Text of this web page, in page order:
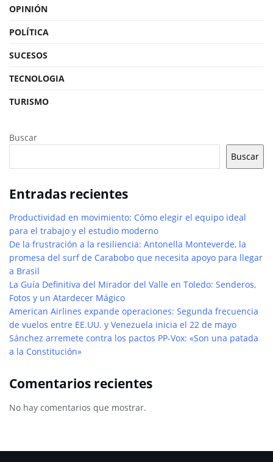
OPINIÓN
POLÍTICA
SUCESOS
TECNOLOGIA
TURISMO
Buscar
Buscar
Entradas recientes
Productividad en movimiento: Cómo elegir el equipo ideal
para el trabajo y el estudio moderno
De la frustración a la resiliencia: Antonella Monteverde, la
promesa del surf de Carabobo que necesita apoyo para llegar
a Brasil
La Guía Definitiva del Mirador del Valle en Toledo: Senderos,
Fotos y un Atardecer Mágico
American Airlines expande operaciones: Segunda frecuencia
de vuelos entre EE.UU. y Venezuela inicia el 22 de mayo
Sánchez arremete contra los pactos PP-Vox: «Son una patada
a la Constitución»
Comentarios recientes
No hay comentarios que mostrar.